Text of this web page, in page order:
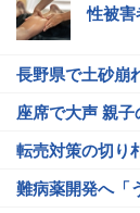
性被害
長野県で土砂崩
座席で大声 親
転売対策の切り
難病薬開発へ「